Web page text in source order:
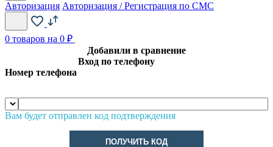
Авторизация Авторизация / Регистрация по СМС
0 товаров на 0 ₽
Добавили в сравнение
Вход по телефону
Номер телефона
Вам будет отправлен код подтверждения
ПОЛУЧИТЬ КОД